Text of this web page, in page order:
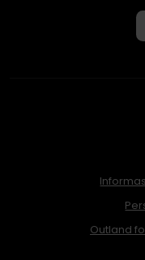
Outland